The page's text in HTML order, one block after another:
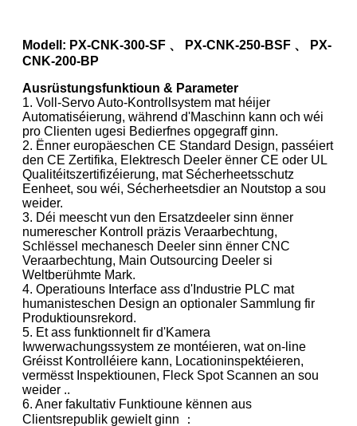
Modell: PX-CNK-300-SF 、 PX-CNK-250-BSF 、 PX-
CNK-200-BP
Ausrüstungsfunktioun & Parameter
1. Voll-Servo Auto-Kontrollsystem mat héijer
Automatiséierung, während d'Maschinn kann och wéi
pro Clienten ugesi Bedierfnes opgegraff ginn.
2. Ënner europäeschen CE Standard Design, passéiert
den CE Zertifika, Elektresch Deeler ënner CE oder UL
Qualitéitszertifizéierung, mat Sécherheetsschutz
Eenheet, sou wéi, Sécherheetsdier an Noutstop a sou
weider.
3. Déi meescht vun den Ersatzdeeler sinn ënner
numerescher Kontroll präzis Veraarbechtung,
Schlëssel mechanesch Deeler sinn ënner CNC
Veraarbechtung, Main Outsourcing Deeler si
Weltberühmte Mark.
4. Operatiouns Interface ass d'Industrie PLC mat
humanisteschen Design an optionaler Sammlung fir
Produktiounsrekord.
5. Et ass funktionnelt fir d'Kamera
Iwwerwachungssystem ze montéieren, wat on-line
Gréisst Kontrolléiere kann, Locationinspektéieren,
vermësst Inspektiounen, Fleck Spot Scannen an sou
weider ..
6. Aner fakultativ Funktioune kënnen aus
Clientsrepublik gewielt ginn ：